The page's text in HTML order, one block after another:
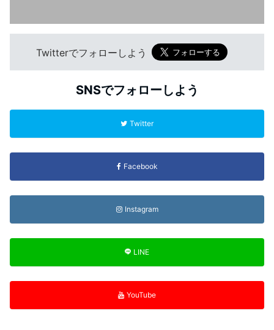
Twitterでフォローしよう
SNSでフォローしよう
Twitter
Facebook
Instagram
LINE
YouTube